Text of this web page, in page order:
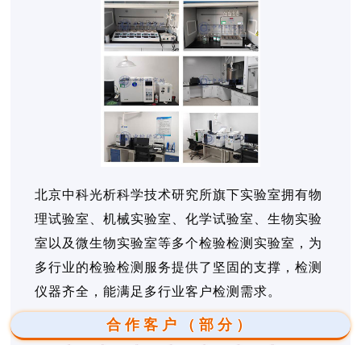
北京中科光析科学技术研究所旗下实验室拥有物
理试验室、机械实验室、化学试验室、生物实验
室以及微生物实验室等多个检验检测实验室，为
多行业的检验检测服务提供了坚固的支撑，检测
仪器齐全，能满足多行业客户检测需求。
合作客户（部分）